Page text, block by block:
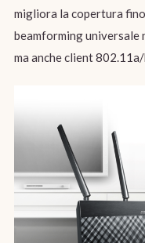
migliora la copertura
beamforming universale
ma anche client 802.11a/